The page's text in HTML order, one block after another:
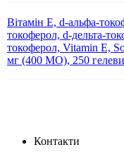
Вітамін Е, d-альфа-
токоферол, d-дельта-
токоферол, Vitamin E,
мг (400 МО), 250
Контакти